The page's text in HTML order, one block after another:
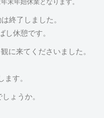
末年始休業となります。
終了しました。
し休憩です。
に来てくださいました。
す。
ょうか。